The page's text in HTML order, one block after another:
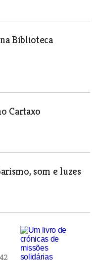
Biblioteca
Cartaxo
som e luzes